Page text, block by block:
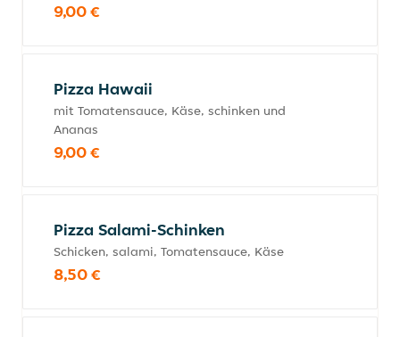
9,00 €
Pizza Hawaii
mit Tomatensauce, Käse, schinken und
Ananas
9,00 €
Pizza Salami-Schinken
Schicken, salami, Tomatensauce, Käse
8,50 €